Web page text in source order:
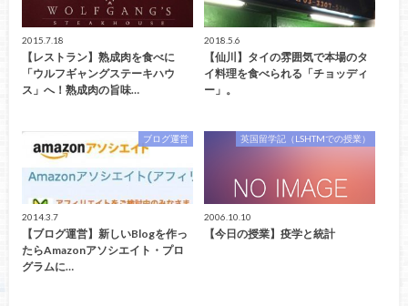
2015.7.18
【レストラン】熟成肉を食べに
「ウルフギャングステーキハウ
ス」へ！熟成肉の旨味…
2018.5.6
【仙川】タイの雰囲気で本場のタ
イ料理を食べられる「チョッディ
ー」。
ブログ運営
2014.3.7
【ブログ運営】新しいBlogを作っ
たらAmazonアソシエイト・プロ
グラムに…
英国留学記（LSHTMでの授業）
2006.10.10
【今日の授業】疫学と統計